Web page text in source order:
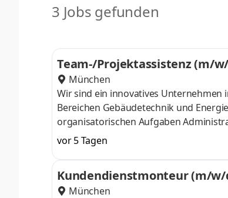
3 Jobs gefunden
Team-/Projektassistenz (m/
München
Wir sind ein innovatives Unternehmen
Bereichen Gebäudetechnik und
organisatorischen Aufgaben
Rechnungserstellung Vorbereitung
Kommunikation mit Kunden,
kaufmännische Ausbildung oder eine
Berufserfahrung im Projektumfeld sind
vor 5 Tagen
Kundendienstmonteur (m/w/
München